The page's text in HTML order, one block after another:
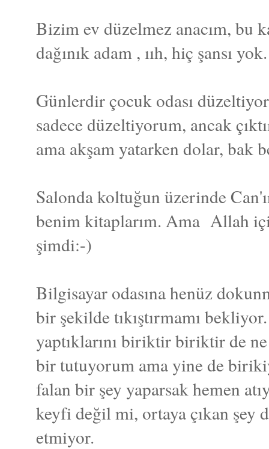
Bizim ev düzelmez anacım, bu
dağınık adam , ııh, hiç şansı yok.
Günlerdir çocuk odası
sadece düzeltiyorum, ancak
ama akşam yatarken dolar, bak
Salonda koltuğun üzerinde
benim kitaplarım. Ama Allah
şimdi:-)
Bilgisayar odasına henüz
bir şekilde tıkıştırmamı
yaptıklarını biriktir biriktir de
bir tutuyorum ama yine de
falan bir şey yaparsak hemen
keyfi değil mi, ortaya çıkan şey
etmiyor.